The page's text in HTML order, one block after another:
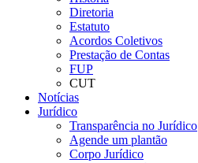
Diretoria
Estatuto
Acordos Coletivos
Prestação de Contas
FUP
CUT
Notícias
Jurídico
Transparência no Jurídico
Agende um plantão
Corpo Jurídico